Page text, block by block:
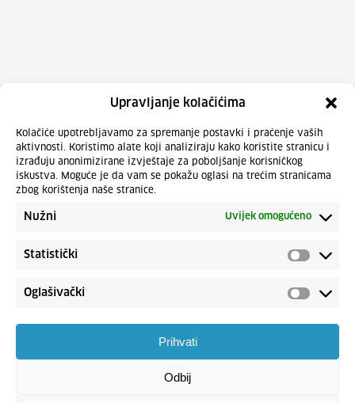
Upravljanje kolačićima
Kolačiće upotrebljavamo za spremanje postavki i praćenje vaših
aktivnosti. Koristimo alate koji analiziraju kako koristite stranicu i
izrađuju anonimizirane izvještaje za poboljšanje korisničkog
iskustva. Moguće je da vam se pokažu oglasi na trećim stranicama
zbog korištenja naše stranice.
Nužni Uvijek omogućeno
Statistički
Oglašivački
Prihvati
Odbij